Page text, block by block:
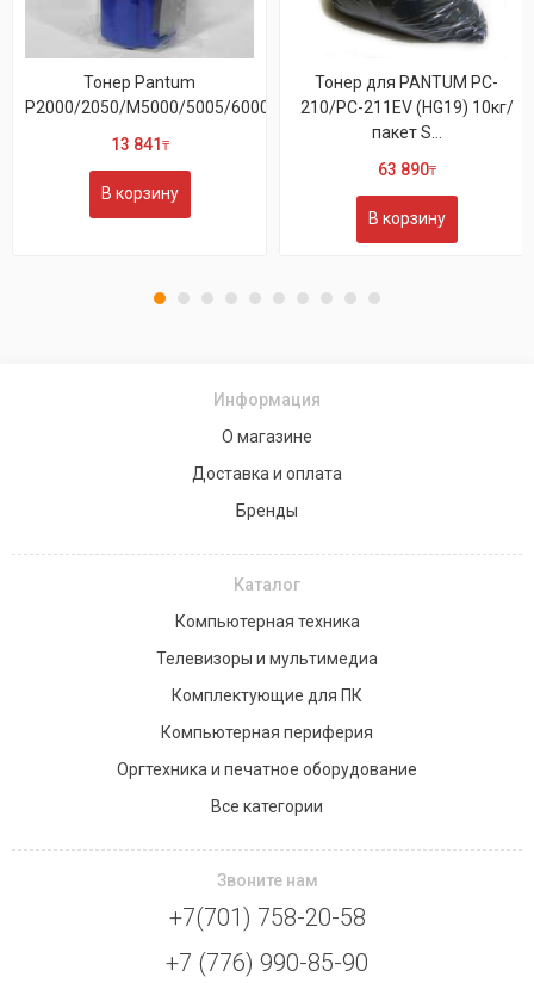
Тонер Pantum
P2000/2050/M5000/5005/6000/6005
13 841₸
В корзину
Тонер для PANTUM PC-
210/PC-211EV (HG19) 10кг/
пакет S...
63 890₸
В корзину
Информация
О магазине
Доставка и оплата
Бренды
Каталог
Компьютерная техника
Телевизоры и мультимедиа
Комплектующие для ПК
Компьютерная периферия
Оргтехника и печатное оборудование
Все категории
Звоните нам
+7(701) 758-20-58
+7 (776) 990-85-90